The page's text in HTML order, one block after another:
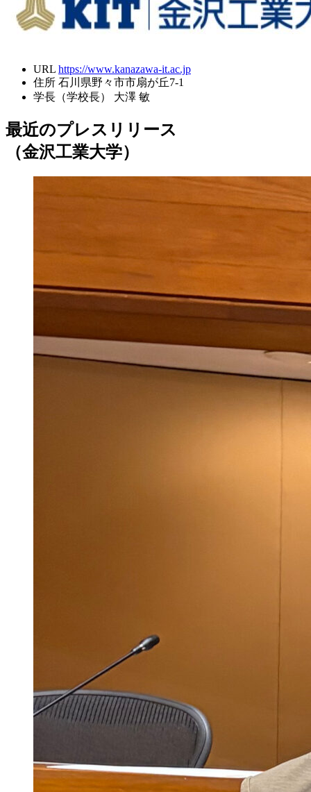
URL https://www.kanazawa-it.ac.jp
住所 石川県野々市市扇が丘7-1
学長（学校長）
大澤 敏
最近のプレスリリース
（金沢工業大学）